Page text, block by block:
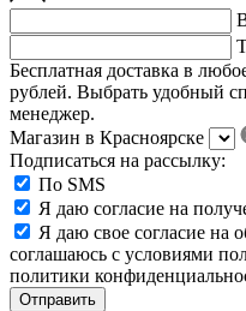
Бесплатная доставка в
рублей. Выбрать удобный
менеджер.
Магазин в Красноярске
Подписаться на рассылку:
По SMS
Я даю согласие на
Я даю свое согласие на
соглашаюсь с условиями
политики